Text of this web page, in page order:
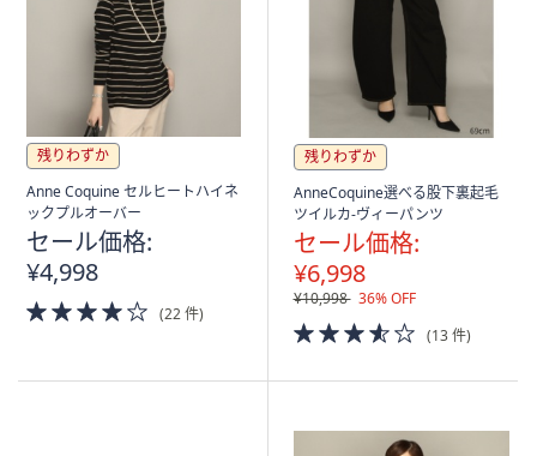
残りわずか
Anne Coquine セルヒートハイネ
ックプルオーバー
セール価格:
¥4,998
4.0
of
(22 件)
残りわずか
AnneCoquine選べる股下裏起毛
ツイルカ-ヴィーパンツ
セール価格:
¥6,998
¥10,998 36% OFF
3.5
of
(13 件)